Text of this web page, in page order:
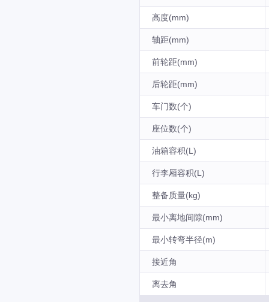
高度(mm)
轴距(mm)
前轮距(mm)
后轮距(mm)
车门数(个)
座位数(个)
油箱容积(L)
行李厢容积(L)
整备质量(kg)
最小离地间隙(mm)
最小转弯半径(m)
接近角
离去角